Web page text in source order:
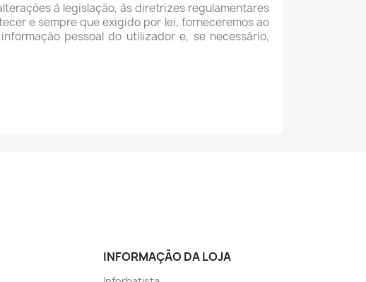
à legislação, às diretrizes regulamentares
e sempre que exigido por lei, forneceremos ao
pessoal do utilizador e, se necessário,
INFORMAÇÃO DA LOJA